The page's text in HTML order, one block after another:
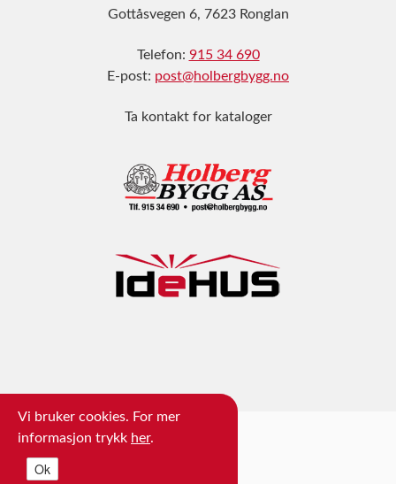
Gottåsvegen 6, 7623 Ronglan
Telefon: 915 34 690
E-post: post@holbergbygg.no
Ta kontakt for kataloger
Vi bruker cookies. For mer
informasjon trykk her.
Ok